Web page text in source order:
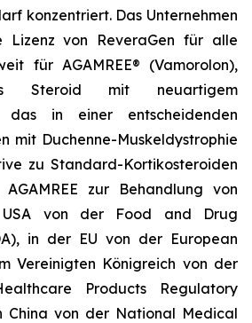
konzentriert. Das Unternehmen
Lizenz von ReveraGen für alle
für AGAMREE® (Vamorolon),
Steroid mit neuartigem
das in einer entscheidenden
mit Duchenne-Muskeldystrophie
zu Standard-Kortikosteroiden
zur Behandlung von
von der Food and Drug
in der EU von der European
Vereinigten Königreich von der
Products Regulatory
China von der National Medical